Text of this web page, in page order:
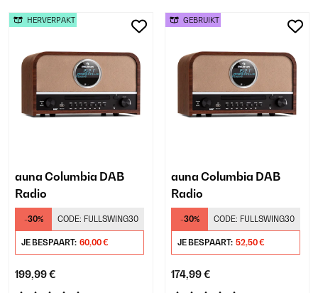
auna Columbia DAB
Radio
-30% CODE: FULLSWING30
JE BESPAART: 60,00 €
199,99 €
HERVERPAKT
auna Columbia DAB
Radio
-30% CODE: FULLSWING30
JE BESPAART: 52,50 €
174,99 €
GEBRUIKT